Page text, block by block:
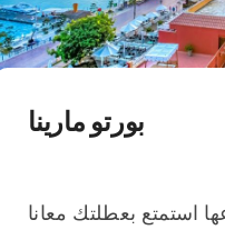
بورتو مارينا